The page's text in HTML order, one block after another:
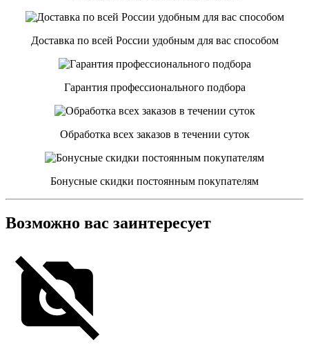
Доставка по всей России удобным для вас способом
Гарантия профессионального подбора
Обработка всех заказов в течении суток
Бонусные скидки постоянным покупателям
Возможно вас заинтересует